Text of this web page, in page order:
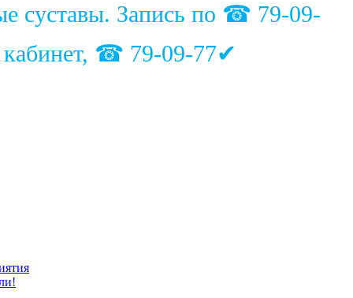
суставы. Запись по ☎ 79-09-
кабинет, ☎ 79-09-77✔